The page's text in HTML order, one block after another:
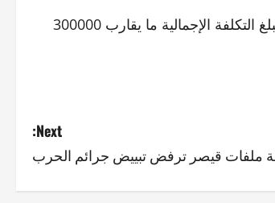
هذا وقد تم تحديد رسوم الفراغ لتصبح معادلة لرسوم الترخيص السابقة، حيث تبلغ التكلفة الإجمالية ما يقارب 300000
Next:
ملفات قيصر ترفض تبييض جرائم الحرب